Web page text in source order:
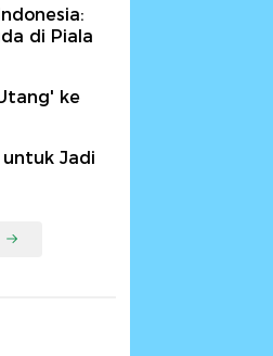
di Piala
ke
untuk Jadi